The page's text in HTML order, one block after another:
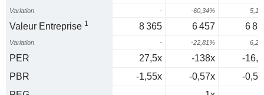
Variation - -60,34%
Valeur Entreprise 1 8 365 6 457 6
Variation - -22,81%
PER 27,5x -138x
-
PBR
-1,55x -0,57x
-